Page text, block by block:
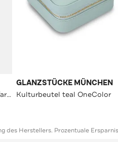
Rucksack 'Fieldsmith' zweifarbig
GLANZSTÜCKE MÜNCHEN
Kulturbeutel teal OneColor
des Herstellers. Prozentuale